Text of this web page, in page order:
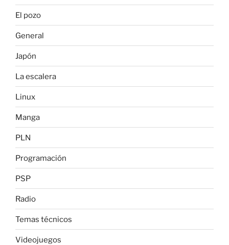
El pozo
General
Japón
La escalera
Linux
Manga
PLN
Programación
PSP
Radio
Temas técnicos
Videojuegos